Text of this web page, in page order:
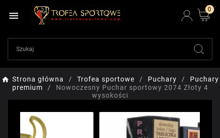

0
Strona główna Trofea sportowe Puchary
Puchary
premium
Nowoczesny Puchar sportowy 2074 Złoty 4
wysokości